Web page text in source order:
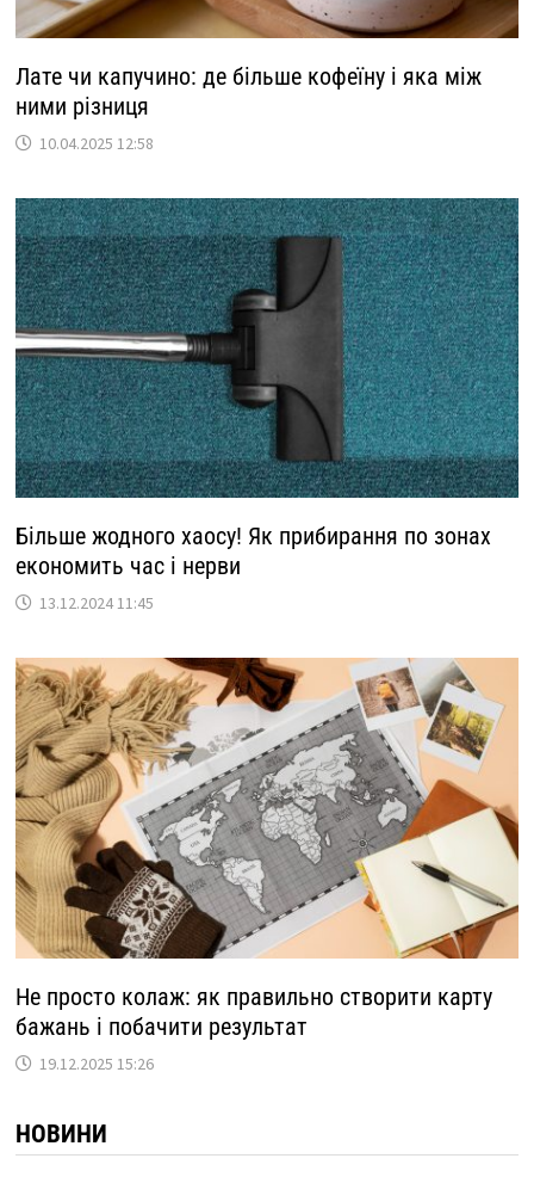
Лате чи капучино: де більше кофеїну і яка між
ними різниця
10.04.2025 12:58
Більше жодного хаосу! Як прибирання по зонах
економить час і нерви
13.12.2024 11:45
Не просто колаж: як правильно створити карту
бажань і побачити результат
19.12.2025 15:26
НОВИНИ